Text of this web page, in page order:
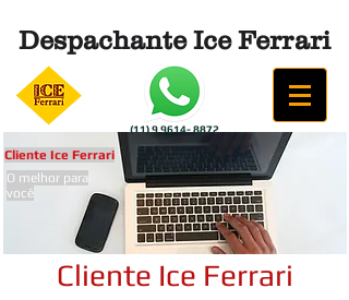
Despachante Ice Ferrari
(11) 9 9614- 8872
Cliente Ice Ferrari
Cliente Ice Ferrari
O melhor para
você